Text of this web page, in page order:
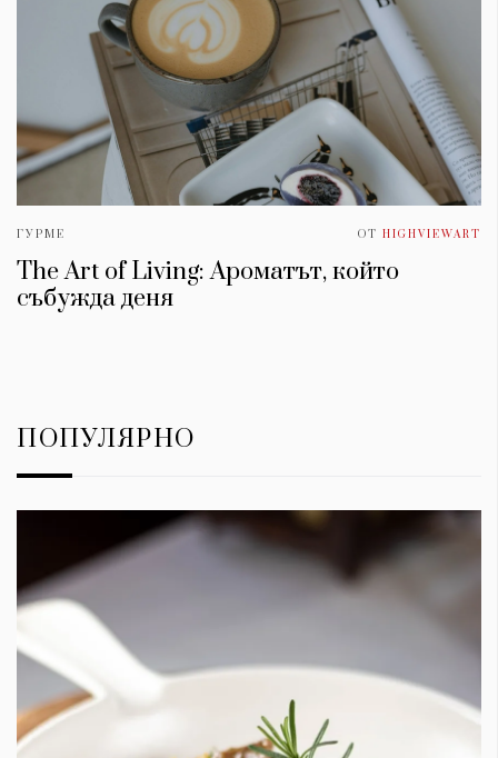
ГУРМЕ ОТ HIGHVIEWART
The Art of Living: Ароматът, който
събужда деня
ПОПУЛЯРНО